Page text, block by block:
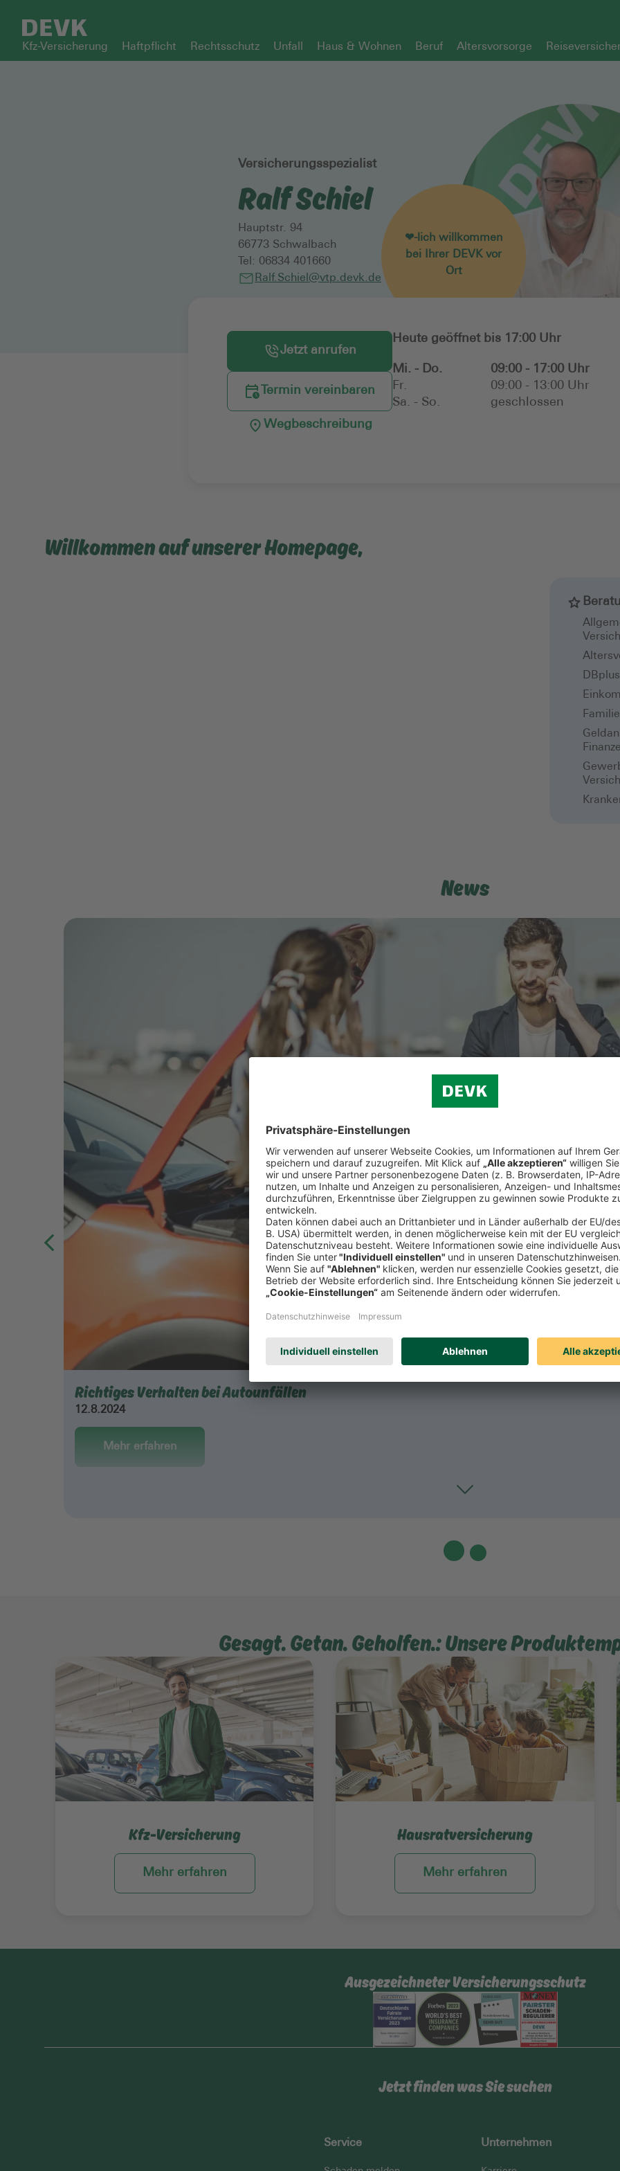
Kfz-Versicherung
Haftpflicht Rechtsschutz Unfall Haus & Wohnen Beruf Altersvorsorge
Versicherungsspezialist
Ralf Schiel
Hauptstr. 94
66773 Schwalbach
Tel: 06834 401660
Ralf.Schiel@vtp.devk.de
❤-lich willkommen
bei Ihrer DEVK vor
Ort
Jetzt anrufen
Termin vereinbaren
Wegbeschreibung
Heute geöffnet bis 17:00 Uhr
Mi. - Do.
09:00 - 17:00 Uhr
Fr.
09:00 - 13:00 Uhr
Sa. - So.
geschlossen
Willkommen auf unserer Homepage,
News
Richtiges Verhalten bei Autounfällen
12.8.2024
Mehr erfahren
Gesagt. Getan. Geholfen.: Unsere
Kfz-Versicherung
Mehr erfahren
Mehr erfahren
Hausratversicherung
Mehr erfahren
Ausgezeichneter Versicherungsschutz
Jetzt finden was Sie suchen
Service Unternehmen